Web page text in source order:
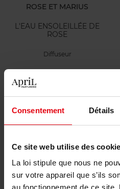
Consentement Détails
Ce site web utilise des
La loi stipule que nous ne
sur votre appareil que s’ils
au fonctionnement de ce
ROSE ET MARIUS
L'EAU ENSOLEILLÉE DE
ROSE
Diffuseur
54,90 €
ROSE ET MARIUS